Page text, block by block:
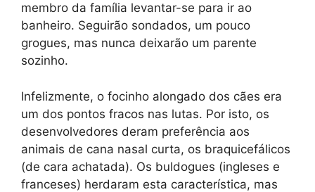
membro da família levantar-se para ir ao
banheiro. Seguirão sondados, um pouco
grogues, mas nunca deixarão um parente
sozinho.
Infelizmente, o focinho alongado dos cães era
um dos pontos fracos nas lutas. Por isto, os
desenvolvedores deram preferência aos
animais de cana nasal curta, os braquicefálicos
(de cara achatada). Os buldogues (ingleses e
franceses) herdaram esta característica, mas